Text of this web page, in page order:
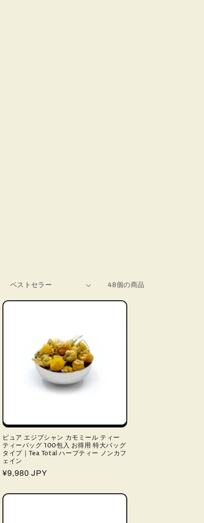
48個の商品
ピュア エジプシャン カモミール ティー
ティーバッグ 100包入 お得用 特大バッグ
タイプ｜Tea Total ハーブティー ノンカフ
ェイン
通
価
¥9,980 JPY